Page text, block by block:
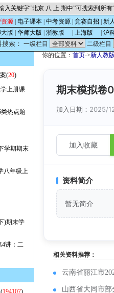
入关键字“北京 八 上 期中”可搜索到所
源 电子课本 中考资源 竞赛自招
新
版
华师大版 浙教版 上海版 沪
搜索： 一级栏目
二级栏目
(20)
上册课
热点题
学期期末
八年级上
)期末学
4讲：二
194107)
你的位置： 首页->新人教
期末模拟卷
加入日期： 2025/
加入收藏
资料简介
暂无简介
相关资料推荐：
云南省丽江市
山西省大同市